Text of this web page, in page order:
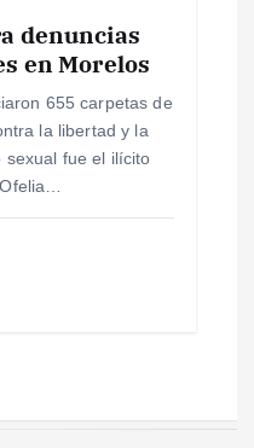
denuncias
en Morelos
655 carpetas de
la libertad y la
sexual fue el ilícito